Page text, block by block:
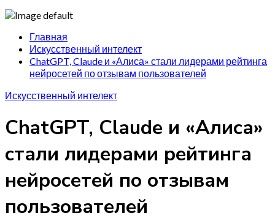
Главная
Искусственный интелект
ChatGPT, Claude и «Алиса» стали лидерами рейтинга
нейросетей по отзывам пользователей
Искусственный интелект
ChatGPT, Claude и «Алиса»
стали лидерами рейтинга
нейросетей по отзывам
пользователей